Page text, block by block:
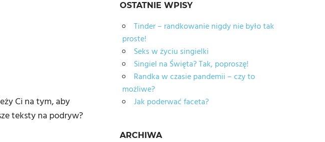
Ci na tym, aby
teksty na podryw?
OSTATNIE WPISY
Tinder – randkowanie nigdy nie było tak
proste!
Seks w życiu singielki
Singiel na Święta? Tak, poproszę!
Randka w czasie pandemii – czy to
możliwe?
Jak poderwać faceta?
ARCHIWA